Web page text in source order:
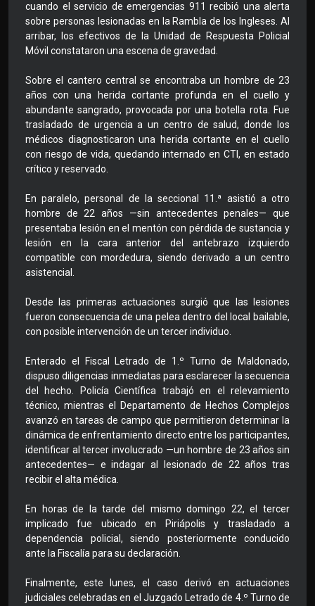
cuando el servicio de emergencias 911 recibió una alerta
sobre personas lesionadas en la Rambla de los Ingleses. Al
arribar, los efectivos de la Unidad de Respuesta Policial
Móvil constataron una escena de gravedad.
Sobre el cantero central se encontraba un hombre de 23
años con una herida cortante profunda en el cuello y
abundante sangrado, provocada por una botella rota. Fue
trasladado de urgencia a un centro de salud, donde los
médicos diagnosticaron una herida cortante en el cuello
con riesgo de vida, quedando internado en CTI, en estado
crítico y reservado.
En paralelo, personal de la seccional 11.ª asistió a otro
hombre de 22 años —sin antecedentes penales— que
presentaba lesión en el mentón con pérdida de sustancia y
lesión en la cara anterior del antebrazo izquierdo
compatible con mordedura, siendo derivado a un centro
asistencial.
Desde las primeras actuaciones surgió que las lesiones
fueron consecuencia de una pelea dentro del local bailable,
con posible intervención de un tercer individuo.
Enterado el Fiscal Letrado de 1.º Turno de Maldonado,
dispuso diligencias inmediatas para esclarecer la secuencia
del hecho. Policía Científica trabajó en el relevamiento
técnico, mientras el Departamento de Hechos Complejos
avanzó en tareas de campo que permitieron determinar la
dinámica de enfrentamiento directo entre los participantes,
identificar al tercer involucrado —un hombre de 23 años sin
antecedentes— e indagar al lesionado de 22 años tras
recibir el alta médica.
En horas de la tarde del mismo domingo 22, el tercer
implicado fue ubicado en Piriápolis y trasladado a
dependencia policial, siendo posteriormente conducido
ante la Fiscalía para su declaración.
Finalmente, este lunes, el caso derivó en actuaciones
judiciales celebradas en el Juzgado Letrado de 4.º Turno de